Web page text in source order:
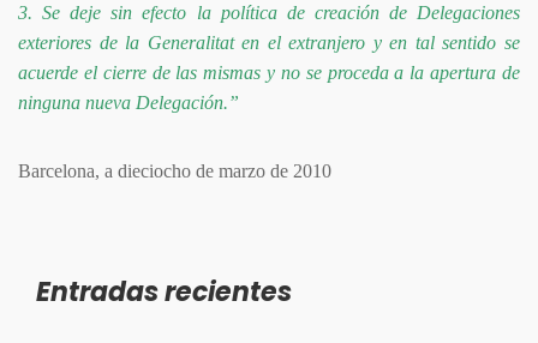
3. Se deje sin efecto la política de creación de Delega­ciones
exteriores de la Generalitat en el extranjero y en tal sentido se
acuerde el cierre de las mismas y no se proceda a la apertura de
ninguna nueva Delegación.”
Barcelona, a dieciocho de marzo de 2010
Entradas recientes